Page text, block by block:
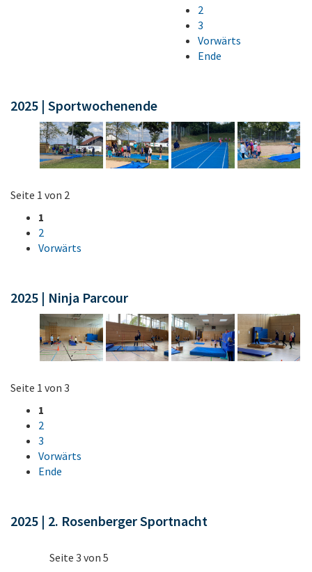
2
3
Vorwärts
Ende
2025 | Sportwochenende
Seite 1 von 2
1
2
Vorwärts
2025 | Ninja Parcour
Seite 1 von 3
1
2
3
Vorwärts
Ende
2025 | 2. Rosenberger Sportnacht
Seite 3 von 5